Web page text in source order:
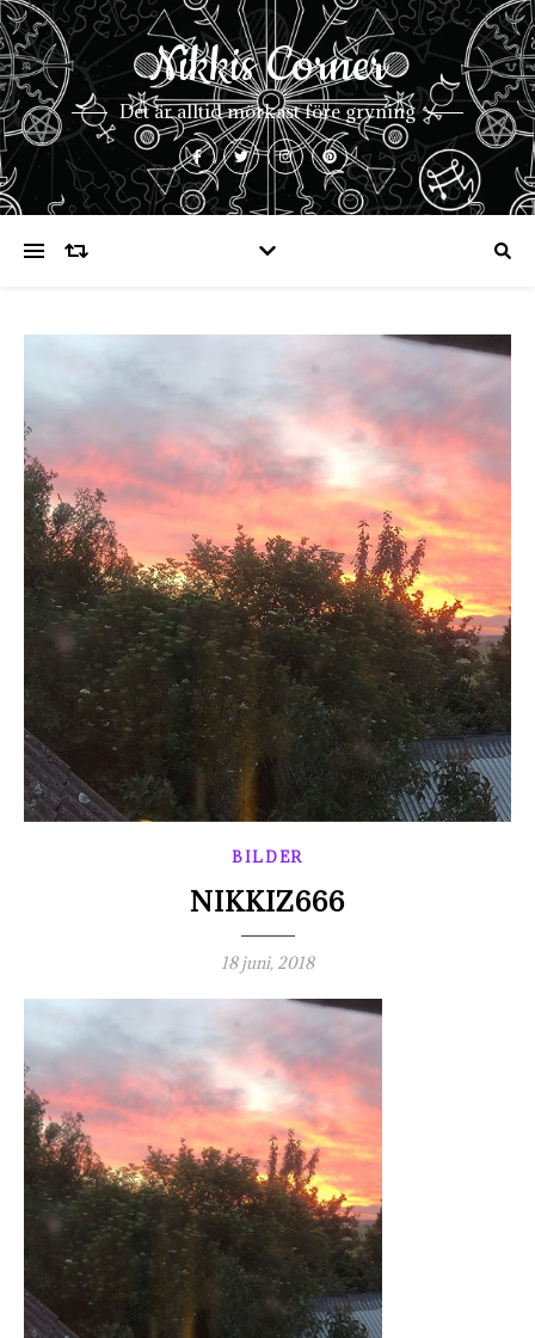
Nikkis Corner
Det är alltid mörkast före gryning
BILDER
NIKKIZ666
18 juni, 2018